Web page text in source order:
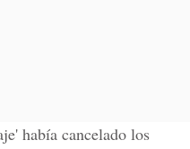
había cancelado los